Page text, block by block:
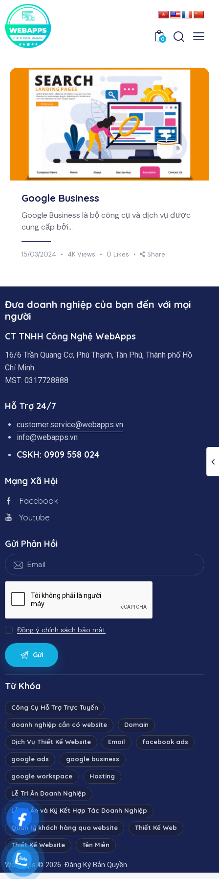
0
Google Business
Google Business là bộ công cụ và dịch vụ được
cung cấp bởi…
15/03/2024 4K Views 0 Likes Share
Đưa doanh nghiệp của bạn đến với mọi
người
CT TNHH Công Nghệ WebApps
16/6 Trần Quang Cơ, Phú Thạnh, Tân Phú, Thành phố Hồ
Chí Minh
MST: 0317728888
Hỗ Trợ 24/7
customer.service@webapps.vn
info@webapps.vn
CSKH: 0909 558 024
Mạng Xã Hội
Facebook
Youtube
Gửi Phản Hồi
Đồng ý chính sách bảo mật.
Từ Khóa
Công Cụ Hỗ Trợ Trực Tuyến
doanh nghiệp cần có website Domain
Dịch Vụ Thiết Kế Website Email facebook ads
google ads google business
google workspace Hosting
Lễ Tri Ân Doanh Nghiệp
Lễ Tri Ân và Ký Kết Hợp Tác Doanh Nghiệp
Quản lý khách hàng qua website Thiết Kế Web
Thiết Kế Website Tên Miền
WebApps © 2026. Đăng Ký Bản Quyền.